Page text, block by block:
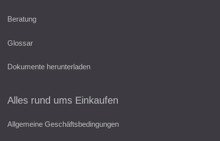
Beratung
Glossar
Dokumente herunterladen
Alles rund ums Einkaufen
Allgemeine Geschäftsbedingungen